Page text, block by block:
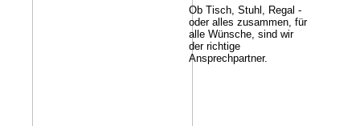
Ob Tisch, Stuhl, Regal -
oder alles zusammen, für
alle Wünsche, sind wir
der richtige
Ansprechpartner.